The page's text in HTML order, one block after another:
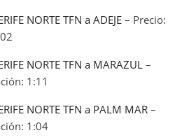
NORTE TFN a ADEJE – Precio:
NORTE TFN a MARAZUL –
1:11
NORTE TFN a PALM MAR –
1:04